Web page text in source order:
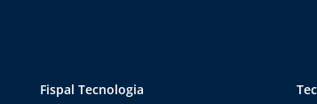
Fispal Tecnologia